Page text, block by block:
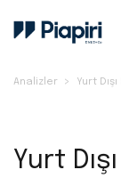
Analizler Yurt
Yurt